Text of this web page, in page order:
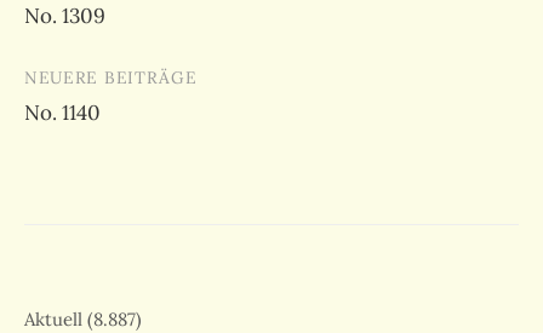
No. 1309
NEUERE BEITRÄGE
No. 1140
Aktuell (8.887)